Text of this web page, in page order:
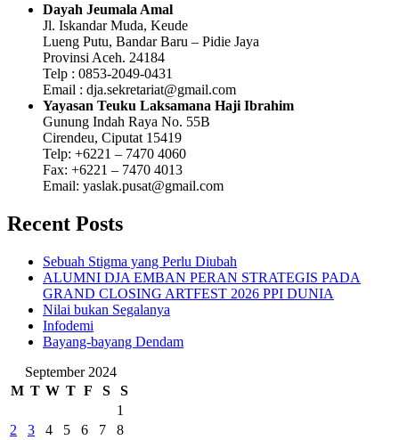
Dayah Jeumala Amal
Jl. Iskandar Muda, Keude
Lueng Putu, Bandar Baru – Pidie Jaya
Provinsi Aceh. 24184
Telp : 0853-2049-0431
Email : dja.sekretariat@gmail.com
Yayasan Teuku Laksamana Haji Ibrahim
Gunung Indah Raya No. 55B
Cirendeu, Ciputat 15419
Telp: +6221 – 7470 4060
Fax: +6221 – 7470 4013
Email: yaslak.pusat@gmail.com
Recent Posts
Sebuah Stigma yang Perlu Diubah
ALUMNI DJA EMBAN PERAN STRATEGIS PADA
GRAND CLOSING ARTFEST 2026 PPI DUNIA
Nilai bukan Segalanya
Infodemi
Bayang-bayang Dendam
September 2024
M T W T F S
S
1
2
3 4 5 6 7
8